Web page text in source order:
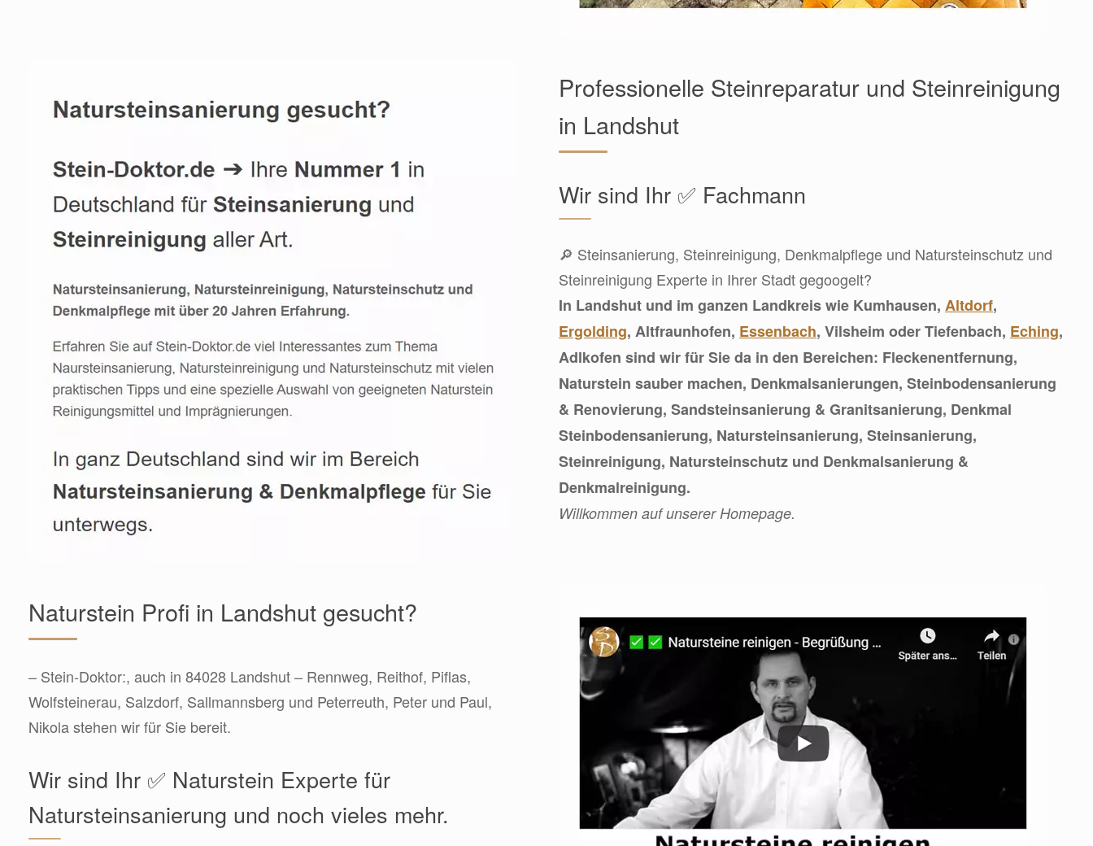
Professionelle Steinreparatur und Steinreinigung
in Landshut
Wir sind Ihr ✅ Fachmann
🔎 Steinsanierung, Steinreinigung, Denkmalpflege und Natursteinschutz und
Steinreinigung Experte in Ihrer Stadt gegoogelt?
In Landshut und im ganzen Landkreis wie Kumhausen, Altdorf,
Ergolding, Altfraunhofen, Essenbach, Vilsheim oder Tiefenbach, Eching,
Adlkofen sind wir für Sie da in den Bereichen: Fleckenentfernung,
Naturstein sauber machen, Denkmalsanierungen, Steinbodensanierung
& Renovierung, Sandsteinsanierung & Granitsanierung, Denkmal
Steinbodensanierung, Natursteinsanierung, Steinsanierung,
Steinreinigung, Natursteinschutz und Denkmalsanierung &
Denkmalreinigung.
Willkommen auf unserer Homepage.
Naturstein Profi in Landshut gesucht?
– Stein-Doktor:, auch in 84028 Landshut – Rennweg, Reithof, Piflas,
Wolfsteinerau, Salzdorf, Sallmannsberg und Peterreuth, Peter und Paul,
Nikola stehen wir für Sie bereit.
Wir sind Ihr ✅ Naturstein Experte für
Natursteinsanierung und noch vieles mehr.